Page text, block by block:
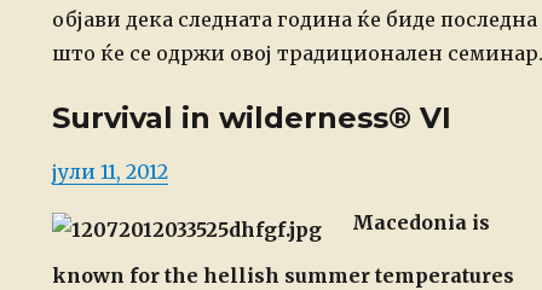
објави дека следната година ќе биде последна
што ќе се одржи овој традиционален семинар.
Survival in wilderness® VI
Posted
јули 11, 2012
Macedonia is
known for the hellish summer temperatures